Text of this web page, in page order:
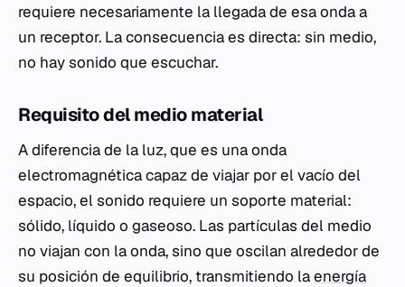
requiere necesariamente la llegada de esa onda a
un receptor. La consecuencia es directa: sin medio,
no hay sonido que escuchar.
Requisito del medio material
A diferencia de la luz, que es una onda
electromagnética capaz de viajar por el vacío del
espacio, el sonido requiere un soporte material:
sólido, líquido o gaseoso. Las partículas del medio
no viajan con la onda, sino que oscilan alrededor de
su posición de equilibrio, transmitiendo laenergía